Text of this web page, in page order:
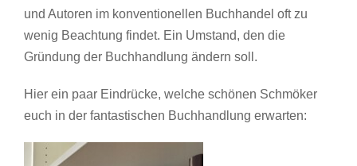
und Autoren im konventionellen Buchhandel oft zu
wenig Beachtung findet. Ein Umstand, den die
Gründung der Buchhandlung ändern soll.
Hier ein paar Eindrücke, welche schönen Schmöker
euch in der fantastischen Buchhandlung erwarten: